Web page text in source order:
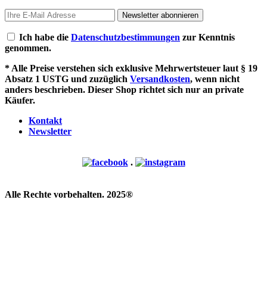
Newsletter abonnieren
Ich habe die Datenschutzbestimmungen zur Kenntnis
genommen.
* Alle Preise verstehen sich exklusive Mehrwertsteuer laut § 19
Absatz 1 USTG und zuzüglich Versandkosten, wenn nicht
anders beschrieben. Dieser Shop richtet sich nur an private
Käufer.
Kontakt
Newsletter
.
Alle Rechte vorbehalten. 2025®